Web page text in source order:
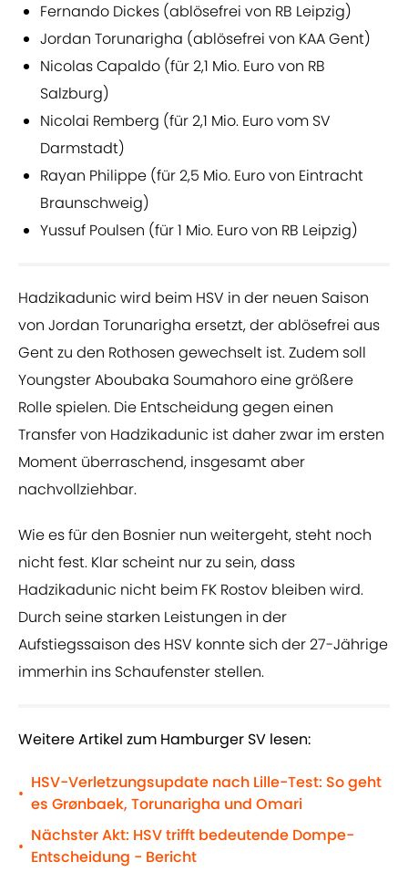
Fernando Dickes (ablösefrei von RB Leipzig)
Jordan Torunarigha (ablösefrei von KAA Gent)
Nicolas Capaldo (für 2,1 Mio. Euro von RB
Salzburg)
Nicolai Remberg (für 2,1 Mio. Euro vom SV
Darmstadt)
Rayan Philippe (für 2,5 Mio. Euro von Eintracht
Braunschweig)
Yussuf Poulsen (für 1 Mio. Euro von RB Leipzig)
Hadzikadunic wird beim HSV in der neuen Saison
von Jordan Torunarigha ersetzt, der ablösefrei aus
Gent zu den Rothosen gewechselt ist. Zudem soll
Youngster Aboubaka Soumahoro eine größere
Rolle spielen. Die Entscheidung gegen einen
Transfer von Hadzikadunic ist daher zwar im ersten
Moment überraschend, insgesamt aber
nachvollziehbar.
Wie es für den Bosnier nun weitergeht, steht noch
nicht fest. Klar scheint nur zu sein, dass
Hadzikadunic nicht beim FK Rostov bleiben wird.
Durch seine starken Leistungen in der
Aufstiegssaison des HSV konnte sich der 27-Jährige
immerhin ins Schaufenster stellen.
Weitere Artikel zum Hamburger SV lesen:
•
HSV-Verletzungsupdate nach Lille-Test: So geht
es Grønbaek, Torunarigha und Omari
•
Nächster Akt: HSV trifft bedeutende Dompe-
Entscheidung - Bericht